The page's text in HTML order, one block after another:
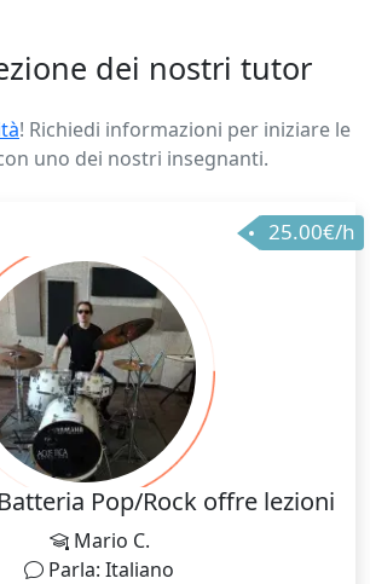
dei nostri tutor
! Richiedi informazioni per iniziare le
uno dei nostri insegnanti.
25.00€/h
Pop/Rock offre lezioni
Mario C.
Parla: Italiano